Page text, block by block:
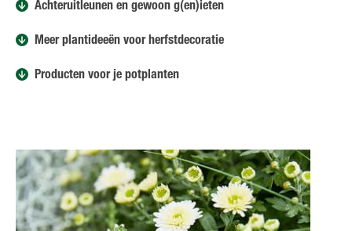
Achteruitleunen en gewoon g(en)ieten
Meer plantideeën voor herfstdecoratie
Producten voor je potplanten